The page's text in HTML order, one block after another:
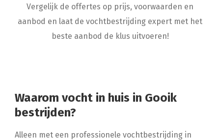
Vergelijk de offertes op prijs, voorwaarden en
aanbod en laat de vochtbestrijding expert met het
beste aanbod de klus uitvoeren!
Waarom vocht in huis in Gooik
bestrijden?
Alleen met een professionele vochtbestrijding in